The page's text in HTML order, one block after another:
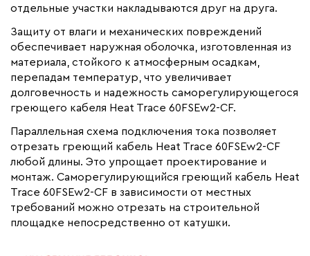
отдельные участки накладываются друг на друга.
Защиту от влаги и механических повреждений
обеспечивает наружная оболочка, изготовленная из
материала, стойкого к атмосферным осадкам,
перепадам температур, что увеличивает
долговечность и надежность саморегулирующегося
греющего кабеля Heat Trace 60FSEw2-CF.
Параллельная схема подключения тока позволяет
отрезать греющий кабель Heat Trace 60FSEw2-CF
любой длины. Это упрощает проектирование и
монтаж. Саморегулирующийся греющий кабель Heat
Trace 60FSEw2-CF в зависимости от местных
требований можно отрезать на строительной
площадке непосредственно от катушки.